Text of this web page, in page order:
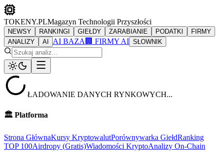
TOKENY.PLMagazyn Technologii Przyszłości
NEWSY RANKINGI GIEŁDY ZARABIANIE PODATKI
FIRMY
ANALIZY
AI AI BAZA 🏢 FIRMY AI SŁOWNIK
ŁADOWANIE DANYCH RYNKOWYCH...
🏛️ Platforma
Strona GłównaKursy KryptowalutPorównywarka GiełdRanking
TOP 100Airdropy (Gratis)Wiadomości KryptoAnalizy On-Chain